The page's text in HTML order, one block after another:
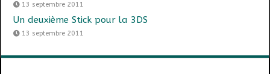
13 septembre 2011
Un deuxième Stick pour la 3DS
13 septembre 2011